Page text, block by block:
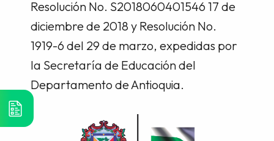
Resolución No. S2018060401546 17 de
diciembre de 2018 y Resolución No.
1919-6 del 29 de marzo, expedidas por
la Secretaría de Educación del
Departamento de Antioquia.